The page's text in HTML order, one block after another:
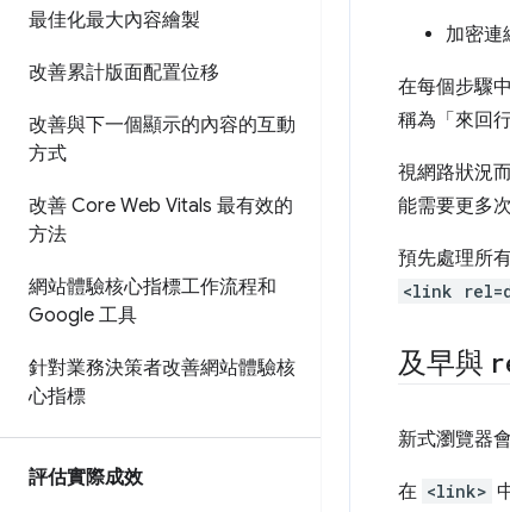
最佳化最大內容繪製
改善累計版面配置位移
改善與下一個顯示的內容的互動
方式
改善 Core Web Vitals 最有效的
方法
網站體驗核心指標工作流程和
Google 工具
針對業務決策者改善網站體驗核
心指標
評估實際成效
加密連
在每個步驟
稱為「來回行
視網路狀況
能需要更多次
預先處理所
<link
及早與
新式瀏覽器會
在 <link>